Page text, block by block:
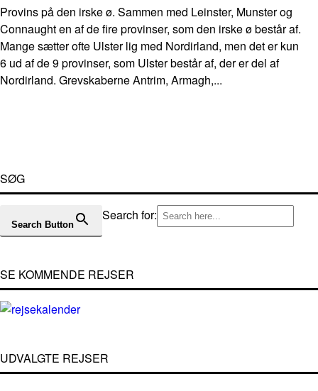
Provins på den irske ø. Sammen med Leinster, Munster og
Connaught en af de fire provinser, som den irske ø består af.
Mange sætter ofte Ulster lig med Nordirland, men det er kun
6 ud af de 9 provinser, som Ulster består af, der er del af
Nordirland. Grevskaberne Antrim, Armagh,...
SØG
Search for:
Search Button
SE KOMMENDE REJSER
UDVALGTE REJSER